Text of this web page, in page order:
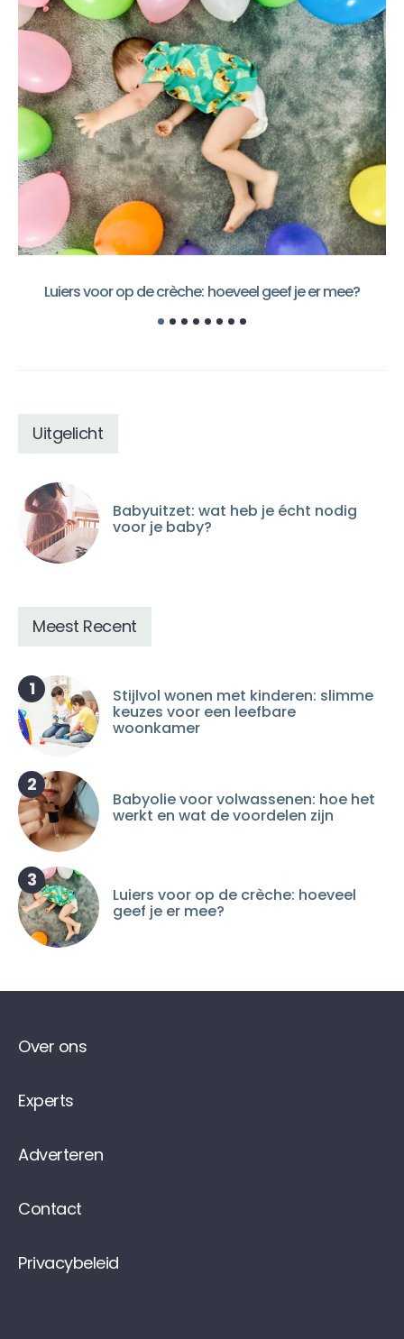
Luiers voor op de crèche: hoeveel geef je er mee?
Uitgelicht
Babyuitzet: wat heb je écht nodig
voor je baby?
Meest Recent
1 Stijlvol wonen met kinderen: slimme
keuzes voor een leefbare
woonkamer
2
Babyolie voor volwassenen: hoe het
werkt en wat de voordelen zijn
3
Luiers voor op de crèche: hoeveel
geef je er mee?
Over ons
Experts
Adverteren
Contact
Privacybeleid